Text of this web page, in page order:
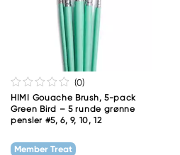
(0)
HIMI Gouache Brush, 5-pack
Green Bird – 5 runde grønne
pensler #5, 6, 9, 10, 12
Member Treat